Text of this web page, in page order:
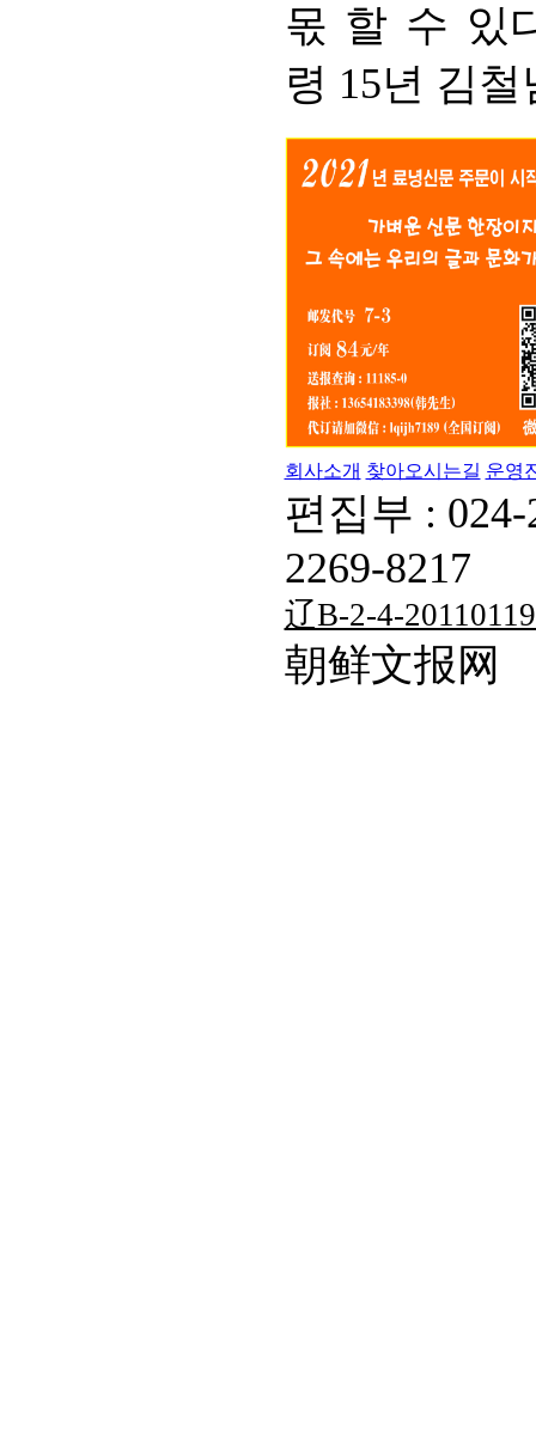
몫 할 수 있
령 15년 김
회사소개 찾아오시는길 운영
편집부 :
2269-8217
辽B-2-4-
朝鲜文报网